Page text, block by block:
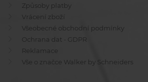
Způsoby platby
Vrácení zboží
Všeobecné obchodní podmínky
Ochrana dat - GDPR
Reklamace
Vše o značce Walker by Schneiders